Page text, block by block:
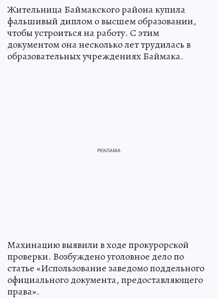
Жительница Баймакского района купила
фальшивый диплом о высшем образовании,
чтобы устроиться на работу. С этим
документом она несколько лет трудилась в
образовательных учреждениях Баймака.
Махинацию выявили в ходе прокурорской
проверки. Возбуждено уголовное дело по
статье «Использование заведомо поддельного
официального документа, предоставляющего
права».